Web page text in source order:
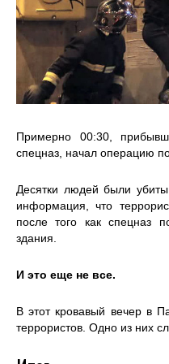
Примерно 00:30,
спецназ, начал операцию
Десятки людей были
информация, что
после того как спецназ
здания.
И это еще не все.
В этот кровавый вечер в
террористов. Одно из них